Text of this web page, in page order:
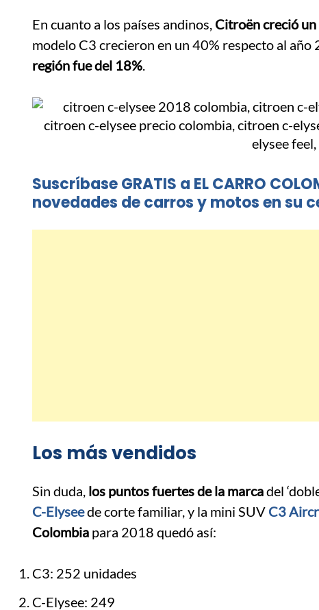
En cuanto a los países andinos, Citroën creció
modelo C3 crecieron en un 40% respecto al año
región fue del 18%.
Suscríbase GRATIS a EL CARRO
novedades de carros y motos en su
Los más vendidos
Sin duda, los puntos fuertes de la marcadel
C-Elyseede corte familiar, y la mini SUV C3
Colombia para 2018 quedó así:
C3: 252 unidades
C-Elysee: 249